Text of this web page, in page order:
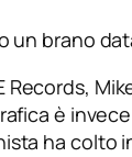
un brano
è
ha colto